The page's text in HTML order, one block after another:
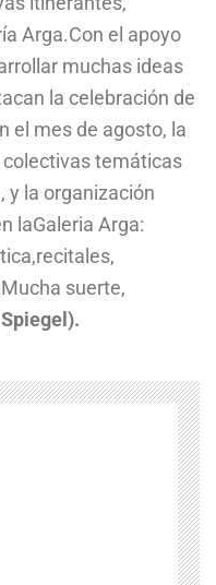
Arga.Con el apoyo
muchas ideas
la celebración de
el mes de agosto, la
temáticas
y la organización
laGaleria Arga:
suerte,